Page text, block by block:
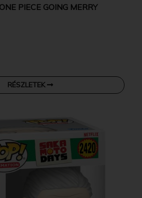
PIECE GOING MERRY
RÉSZLETEK